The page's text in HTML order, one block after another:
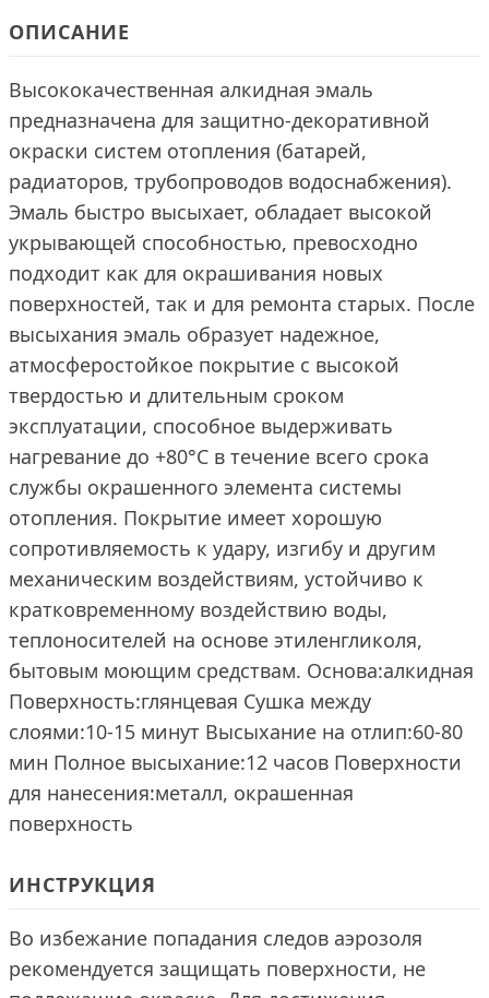
ОПИСАНИЕ
Высококачественная алкидная эмаль
предназначена для защитно-декоративной
окраски систем отопления (батарей,
радиаторов, трубопроводов водоснабжения).
Эмаль быстро высыхает, обладает высокой
укрывающей способностью, превосходно
подходит как для окрашивания новых
поверхностей, так и для ремонта старых. После
высыхания эмаль образует надежное,
атмосферостойкое покрытие с высокой
твердостью и длительным сроком
эксплуатации, способное выдерживать
нагревание до +80°С в течение всего срока
службы окрашенного элемента системы
отопления. Покрытие имеет хорошую
сопротивляемость к удару, изгибу и другим
механическим воздействиям, устойчиво к
кратковременному воздействию воды,
теплоносителей на основе этиленгликоля,
бытовым моющим средствам. Основа:алкидная
Поверхность:глянцевая Сушка между
слоями:10-15 минут Высыхание на отлип:60-80
мин Полное высыхание:12 часов Поверхности
для нанесения:металл, окрашенная
поверхность
ИНСТРУКЦИЯ
Во избежание попадания следов аэрозоля
рекомендуется защищать поверхности, не